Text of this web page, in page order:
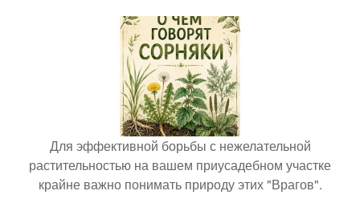
Для эффективной борьбы с нежелательной
растительностью на вашем приусадебном участке
крайне важно понимать природу этих "Врагов".